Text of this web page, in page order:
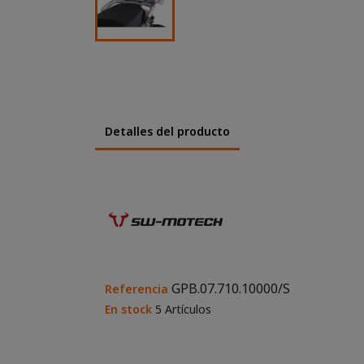
Detalles del producto
Referencia GPB.07.710.10000/S
En stock 5 Artículos